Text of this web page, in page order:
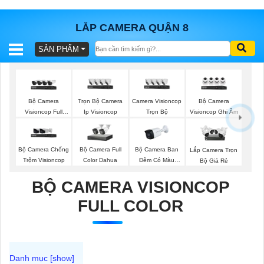
LẮP CAMERA QUẬN 8
BÁO
TRỌN
GÓI
SẢN
SẢN PHẨM
Bộ Camera
Visioncop Full
Trọn Bộ Camera
Ip Visioncop
Camera Visioncop
Trọn Bộ
Bộ Camera
Visioncop Ghi Âm
Bộ Camera Chống
Trộm Visioncop
Bộ Camera Full
Color Dahua
Bộ Camera Ban
Đêm Có Màu
Lắp Camera Trọn
Bộ Giá Rẻ
BỘ CAMERA VISIONCOP
FULL COLOR